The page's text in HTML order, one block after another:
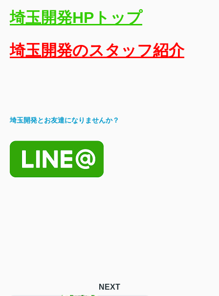
埼玉開発HPトップ
埼玉開発のスタッフ紹介
埼玉開発とお友達になりませんか？
NEXT